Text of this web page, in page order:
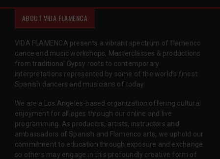
ABOUT VIDA FLAMENCA
VIDA FLAMENCA presents a vibrant spectrum of flamenco
dance and music workshops, Masterclasses & productions
from traditional Gypsy roots to contemporary
interpretations represented by some of the world’s finest
Spanish dancers and musicians of today.
We are a Los Angeles-based organization offering cultural
enjoyment for all ages through our online and live
programming. As producers, artists, instructors and
ambassadors of Spanish and Flamenco arts, we uphold our
commitment to education through exposure and exchange
so others may engage in this profoundly creative form of